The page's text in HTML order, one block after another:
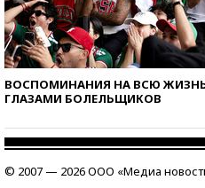
ВОСПОМИНАНИЯ НА ВСЮ
ГЛАЗАМИ БОЛЕЛЬЩИКОВ
© 2007 — 2026 ООО «Медиа